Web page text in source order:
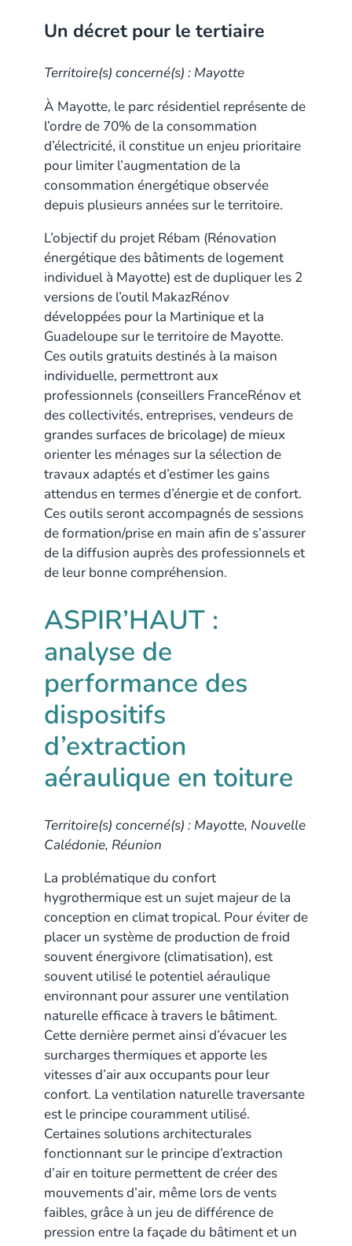
Un décret pour le tertiaire
Territoire(s) concerné(s) : Mayotte
À Mayotte, le parc résidentiel représente de
l’ordre de 70% de la consommation
d’électricité, il constitue un enjeu prioritaire
pour limiter l’augmentation de la
consommation énergétique observée
depuis plusieurs années sur le territoire.
L’objectif du projet Rébam (Rénovation
énergétique des bâtiments de logement
individuel à Mayotte) est de dupliquer les 2
versions de l’outil MakazRénov
développées pour la Martinique et la
Guadeloupe sur le territoire de Mayotte.
Ces outils gratuits destinés à la maison
individuelle, permettront aux
professionnels (conseillers FranceRénov et
des collectivités, entreprises, vendeurs de
grandes surfaces de bricolage) de mieux
orienter les ménages sur la sélection de
travaux adaptés et d’estimer les gains
attendus en termes d’énergie et de confort.
Ces outils seront accompagnés de sessions
de formation/prise en main afin de s’assurer
de la diffusion auprès des professionnels et
de leur bonne compréhension.
ASPIR’HAUT :
analyse de
performance des
dispositifs
d’extraction
aéraulique en toiture
Territoire(s) concerné(s) : Mayotte, Nouvelle
Calédonie, Réunion
La problématique du confort
hygrothermique est un sujet majeur de la
conception en climat tropical. Pour éviter de
placer un système de production de froid
souvent énergivore (climatisation), est
souvent utilisé le potentiel aéraulique
environnant pour assurer une ventilation
naturelle efficace à travers le bâtiment.
Cette dernière permet ainsi d’évacuer les
surcharges thermiques et apporte les
vitesses d’air aux occupants pour leur
confort. La ventilation naturelle traversante
est le principe couramment utilisé.
Certaines solutions architecturales
fonctionnant sur le principe d’extraction
d’air en toiture permettent de créer des
mouvements d’air, même lors de vents
faibles, grâce à un jeu de différence de
pression entre la façade du bâtiment et un